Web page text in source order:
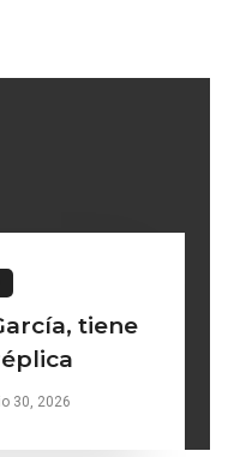
tiene
30, 2026